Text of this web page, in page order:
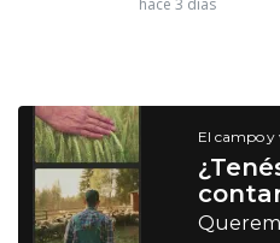
hace 3 días
El campo y